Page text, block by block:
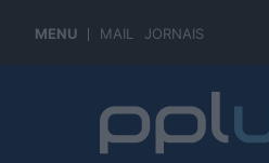
MENU MAIL JORNAIS